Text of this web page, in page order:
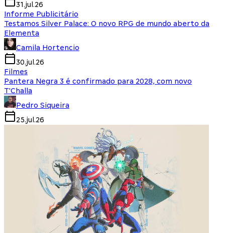
31.jul.26
Informe Publicitário
Testamos Silver Palace: O novo RPG de mundo aberto da
Elementa
Camila Hortencio
30.jul.26
Filmes
Pantera Negra 3 é confirmado para 2028, com novo
T'Challa
Pedro Siqueira
25.jul.26